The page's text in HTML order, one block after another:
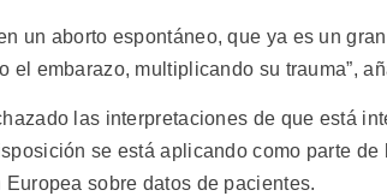
un aborto espontáneo, que ya es un
el embarazo, multiplicando su trauma”,
las interpretaciones de que está
se está aplicando como parte
sobre datos de pacientes.